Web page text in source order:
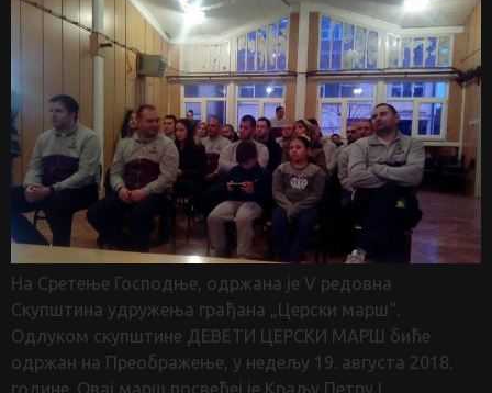
На Сретење Господње, одржана је V редовна
Скупштина удружења грађана „Церски марш“.
Одлуком скупштине ДЕВЕТИ ЦЕРСКИ МАРШ биће
одржан на Преображење, у недељу 19. августа 2018.
године. Овај марш посвећеј је Краљу Петру I